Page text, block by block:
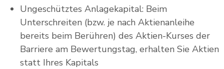
Ungeschütztes Anlagekapital: Beim
Unterschreiten (bzw. je nach Aktienanleihe
bereits beim Berühren) des Aktien-Kurses der
Barriere am Bewertungstag, erhalten Sie Aktien
statt Ihres Kapitals